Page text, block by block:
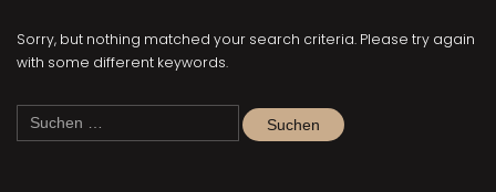
Sorry, but nothing matched your search criteria. Please try again
with some different keywords.
Suchen
nach: